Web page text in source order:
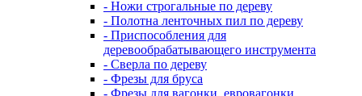
- Ножи строгальные по дереву
- Полотна ленточных пил по дереву
- Приспособления для
деревообрабатывающего инструмента
- Сверла по дереву
- Фрезы для бруса
- Фрезы для вагонки, евровагонки